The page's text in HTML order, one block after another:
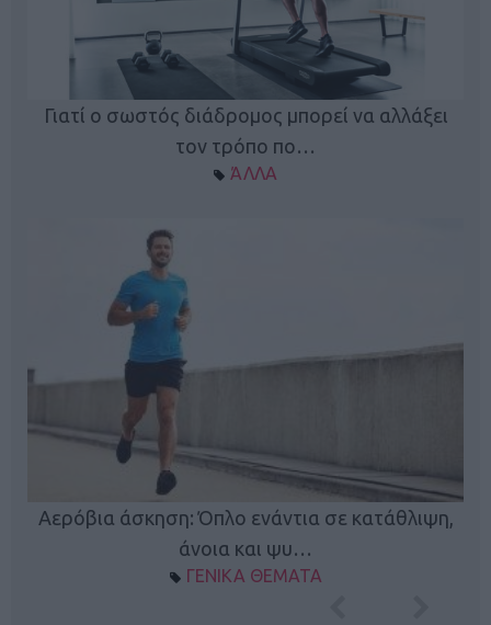
Γιατί ο σωστός διάδρομος μπορεί να αλλάξει
τον τρόπο πο…
ΆΛΛΑ
Αερόβια άσκηση: Όπλο ενάντια σε κατάθλιψη,
άνοια και ψυ…
ΓΕΝΙΚΑ ΘΕΜΑΤΑ